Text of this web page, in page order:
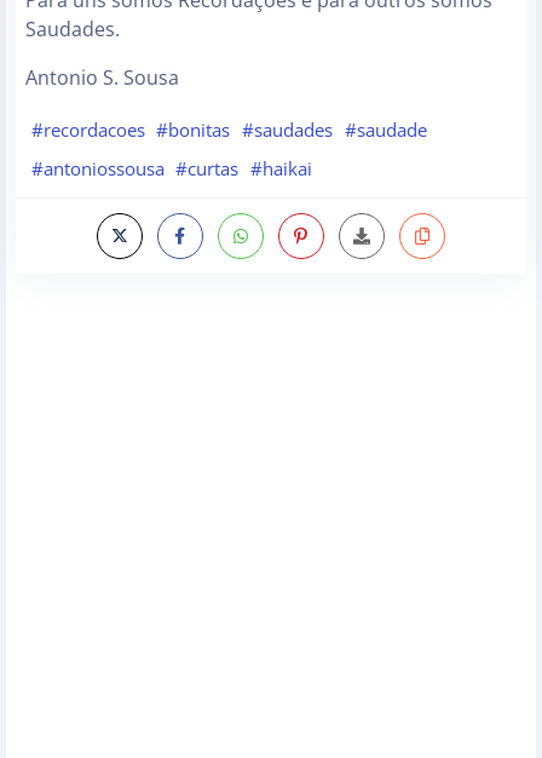
Saudades.
Antonio S. Sousa
#recordacoes #bonitas #saudades #saudade
#antoniossousa #curtas #haikai